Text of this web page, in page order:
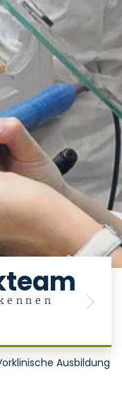
Next
Biomaterialien,
Ausbildung